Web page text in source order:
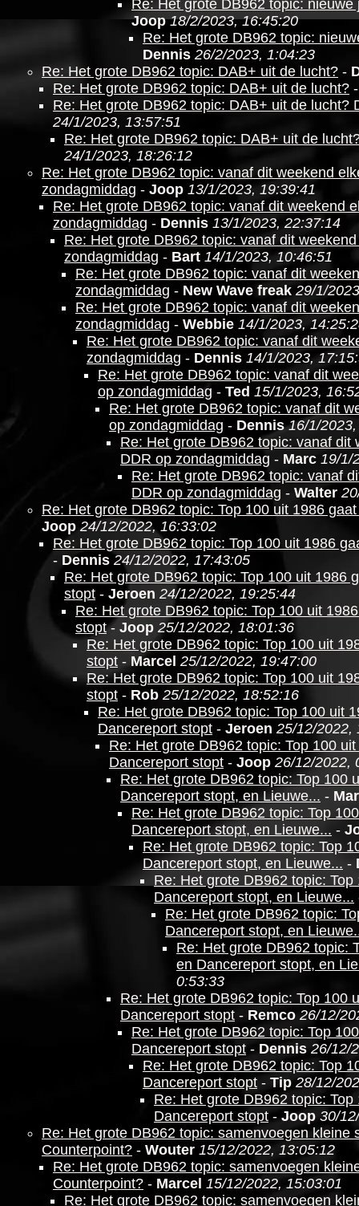
Re: Het grote DB962 topic:
Joop 18/2/2023, 16:45:20
Re: Het grote DB962 topic:
Dennis 26/2/2023, 1:04:23
Re: Het grote DB962 topic: DAB+ uit de lucht? -
Re: Het grote DB962 topic: DAB+ uit de lucht?
Re: Het grote DB962 topic: DAB+ uit de lucht?
24/1/2023, 13:57:51
Re: Het grote DB962 topic: DAB+ uit de
24/1/2023, 18:26:12
Re: Het grote DB962 topic: vanaf dit weekend
zondagmiddag - Joop 13/1/2023, 19:39:41
Re: Het grote DB962 topic: vanaf dit weekend
zondagmiddag - Dennis 13/1/2023, 22:37:14
Re: Het grote DB962 topic: vanaf dit
zondagmiddag - Bart 14/1/2023, 10:46:51
Re: Het grote DB962 topic: vanaf dit
zondagmiddag - New Wave freak 29/1/
Re: Het grote DB962 topic: vanaf dit
zondagmiddag - Webbie 14/1/2023,
Re: Het grote DB962 topic: vanaf dit
zondagmiddag - Dennis 14/1/2023,
Re: Het grote DB962 topic: vanaf dit
op zondagmiddag - Ted 15/1/2023,
Re: Het grote DB962 topic: vanaf dit
op zondagmiddag - Dennis 16/1/
Re: Het grote DB962 topic: vanaf dit
DDR op zondagmiddag - Marc 19/1/
Re: Het grote DB962 topic: vanaf
DDR op zondagmiddag - Walter
Re: Het grote DB962 topic: Top 100 uit 1986
Joop 24/12/2022, 16:33:02
Re: Het grote DB962 topic: Top 100 uit 1986
- Dennis 24/12/2022, 17:43:05
Re: Het grote DB962 topic: Top 100 uit 1986
stopt - Jeroen 24/12/2022, 19:25:44
Re: Het grote DB962 topic: Top 100 uit
stopt- Joop 25/12/2022, 18:01:36
Re: Het grote DB962 topic: Top 100 uit
stopt - Marcel 25/12/2022, 19:47:00
Re: Het grote DB962 topic: Top 100 uit
stopt - Rob 25/12/2022, 18:52:16
Re: Het grote DB962 topic: Top 100 uit
Dancereport stopt - Jeroen 25/12/2022,
Re: Het grote DB962 topic: Top 100
Dancereport stopt - Joop 26/12/2022,
Re: Het grote DB962 topic: Top 100
Dancereport stopt, en Lieuwe... -
Re: Het grote DB962 topic: Top
Dancereport stopt, en Lieuwe... -
Re: Het grote DB962 topic: Top
Dancereport stopt, en Lieuwe... -
Re: Het grote DB962 topic:
Dancereport stopt, en Lieuwe...
Re: Het grote DB962 topic:
Dancereport stopt, en
Re: Het grote DB962 topic:
en Dancereport stopt, en
0:53:33
Re: Het grote DB962 topic: Top 100
Dancereport stopt - Remco 26/12/
Re: Het grote DB962 topic: Top
Dancereport stopt - Dennis 26/12/
Re: Het grote DB962 topic: Top
Dancereport stopt - Tip 28/12/
Re: Het grote DB962 topic:
Dancereport stopt - Joop 30/
Re: Het grote DB962 topic: samenvoegen kleine
Counterpoint? - Wouter 15/12/2022, 13:05:12
Re: Het grote DB962 topic: samenvoegen
Counterpoint? - Marcel 15/12/2022, 15:03:01
Re: Het grote DB962 topic: samenvoegen